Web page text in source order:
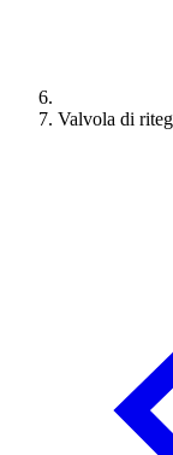
Valvola di